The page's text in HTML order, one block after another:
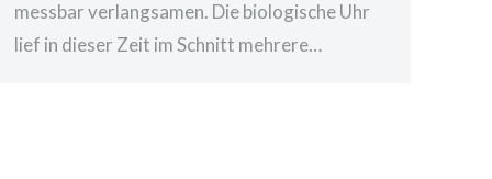
messbar verlangsamen. Die biologische Uhr
lief in dieser Zeit im Schnitt mehrere…